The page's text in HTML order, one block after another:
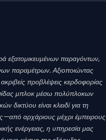
εξατομικευμένων παραγόντων,
παραμέτρων. Αξιοποιώντας
προβλέψεις κερδοφορίας
μπλοκ μέσω πολύπλοκων
είναι κλειδί για τη
αρχάριους μέχρι έμπειρους
ενέργειας, η υπηρεσία μας